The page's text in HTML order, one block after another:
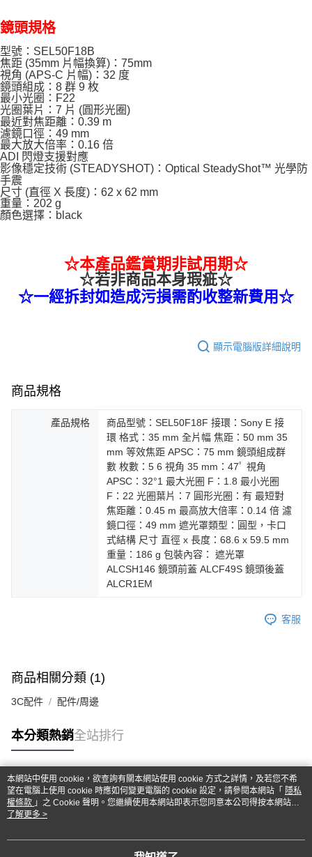
鏡頭規格
型號：SEL50F18B
焦距 (35mm 片幅換算)：75mm
視角 (APS-C 片幅)：32 度
鏡頭組成：8 群 9 枚
最小光圈：F22
光圈葉片：7 片 (圓形光圈)
最近對焦距離：0.39 m
濾鏡口徑：49 mm
最大放大倍率：0.16 倍
ADI 閃燈支援對應
影像穩定技術 (STEADYSHOT)：Optical SteadyShot™ 光學防
手震
尺寸 (直徑 X 長度)：62 x 62 mm
重量：202 g
顏色選擇：black
☆本產品鑑賞期非試用期☆
☆若非商品本身瑕疵☆
☆一經拆封如造成污損需酌收整新費用☆
顯示電腦版詳細說明
商品規格
產品規格
商品型號：SEL50F18F 接環：Sony E 接
環 格式：35 mm 全片幅 焦距：50 mm 35
mm 等效焦距 APSC：75 mm 鏡頭組成群
數 枚數：5 6 視角 35 mm：47ﾟ 視角
APSC：32°1 最大光圈 F：1.8 最小光圈
F：22 光圈葉片：7 圓形光圈：有 最短對
焦距離：0.45 m 最高放大倍率：0.14 倍 濾
鏡口徑：49 mm 遮光罩類型：圓型，卡口
式結構 尺寸 直徑 x 長度：68.6 x 59.5 mm
重量：186 g 包裝內容： 遮光罩
ALCSH146 鏡頭前蓋 ALCF49S 鏡頭後蓋
ALCR1EM
客服
商品相關分類 (1)
3C配件 配件/周邊
本分類熱銷全站排行
熱門標籤
本網站中使用 cookie，欲查詢有關本網站使用 cookie 方式之詳情，及若您不希
望在電腦上使用 cookie 時應如何變更電腦的 cookie 設定，請參閱本網站「 隱私
權條款 」之 Cookie 聲明。您繼續使用本網站即表示您同意本公司得按本網站使
用條款之 Cookie 聲明使用 cookie。
了解更多 >